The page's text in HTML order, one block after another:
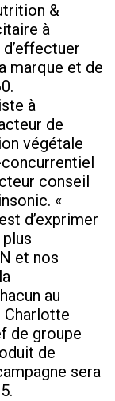
&
à
marque et de
à
de
végétale
conseil
«
d’exprimer
et nos
au
Charlotte
de groupe
de
sera